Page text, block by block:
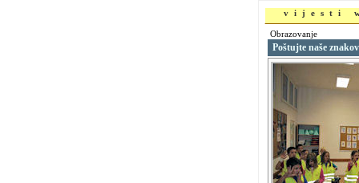
vijesti
Obrazovanje
Poštujte naše